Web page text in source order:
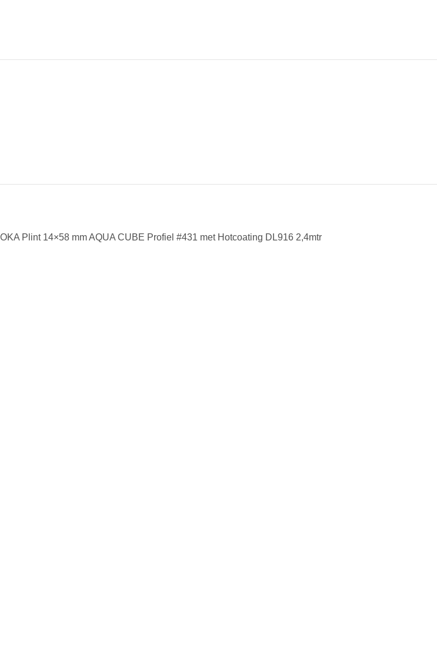
Plint 14×58 mm AQUA CUBE Profiel #431 met Hotcoating DL916 2,4mtr